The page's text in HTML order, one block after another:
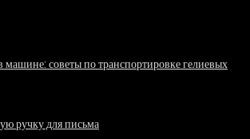
машине: советы по транспортировке гелиевых
ручку для письма